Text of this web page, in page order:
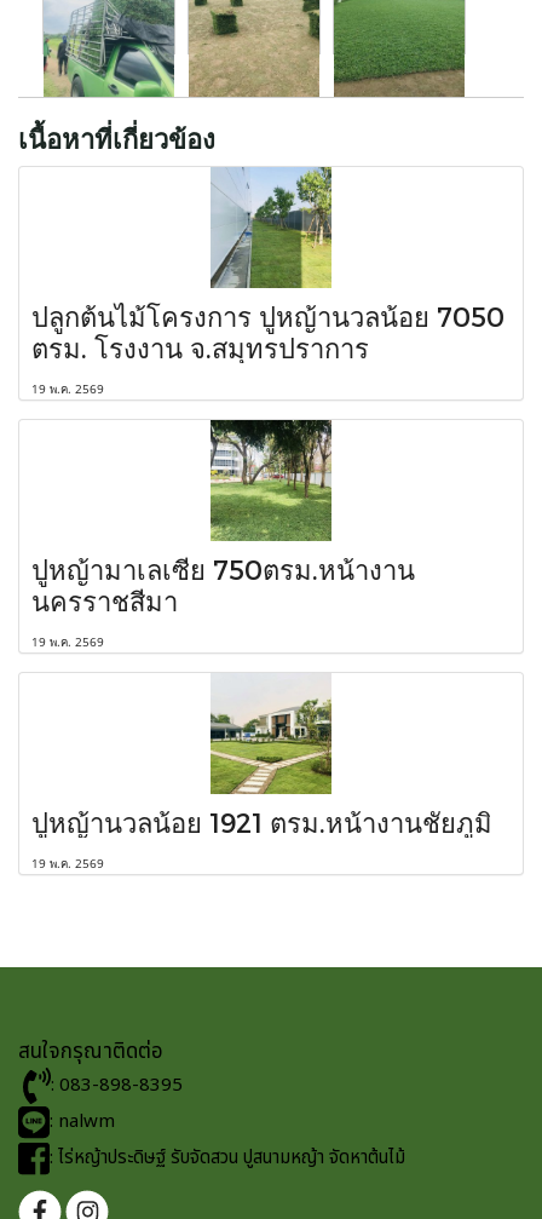
เนื้อหาที่เกี่ยวข้อง
ปลูกต้นไม้โครงการ ปูหญ้านวลน้อย 7050
ตรม. โรงงาน จ.สมุทรปราการ
19 พ.ค. 2569
ปูหญ้ามาเลเซีย 750ตรม.หน้างาน
นครราชสีมา
19 พ.ค. 2569
ปูหญ้านวลน้อย 1921 ตรม.หน้างานชัยภูมิ
19 พ.ค. 2569
สนใจกรุณาติดต่อ
: 083-898-8395
: nalwm
: ไร่หญ้าประดิษฐ์ รับจัดสวน ปูสนามหญ้า จัดหาต้นไม้